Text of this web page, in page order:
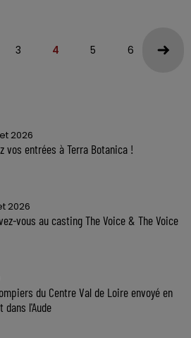
3 4 5 6 7
2026
vos entrées à Terra Botanica !
2026
vous au casting The Voice & The Voice
du Centre Val de Loire envoyé en
dans l'Aude